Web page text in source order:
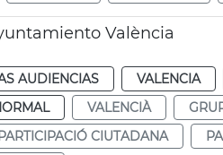
València
AUDIENCIAS VALENCIA
VALENCIÀ
CIUTADANA